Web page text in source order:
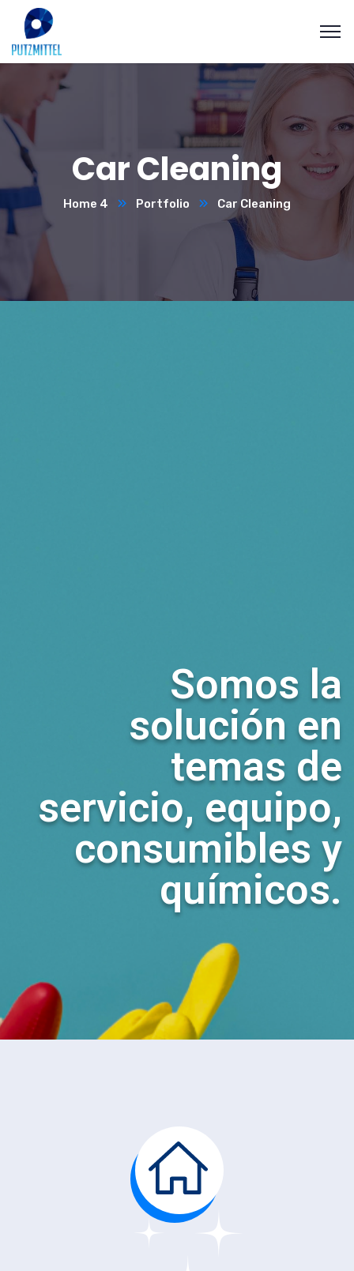
Car Cleaning
Home 4 Portfolio Car Cleaning
Somos la
solución en
temas de
servicio, equipo,
consumibles y
químicos.